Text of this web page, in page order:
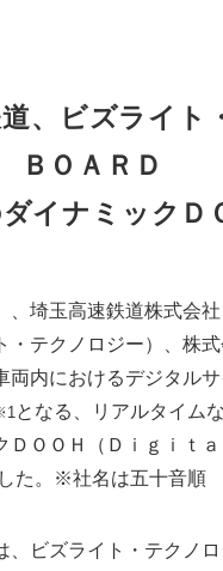
、ビズライト
ＢＯＡＲＤ
イナミックＤ
埼玉高速鉄道株式会
・テクノロジー）、株
内におけるデジタル
となる、リアルタイム
ＯＯＨ（Ｄｉｇｉｔ
た。※社名は五十音順
ビズライト・テクノ